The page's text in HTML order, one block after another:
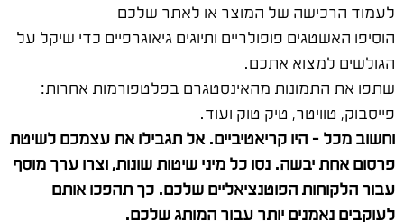
לעמוד הרכישה של המוצר או לאתר שלכם
הוסיפו האשטגים פופולריים ותיוגים גיאוגרפיים כדי שיקל על
הגולשים למצוא אתכם.
שתפו את התמונות מהאינסטגרם בפלטפורמות אחרות:
פייסבוק, טוויטר, טיק טוק ועוד.
וחשוב מכל – היו קריאטיביים. אל תגבילו את עצמכם לשיטת
פרסום אחת יבשה. נסו כל מיני שיטות שונות, וצרו ערך מוסף
עבור הלקוחות הפוטנציאליים שלכם. כך תהפכו אותם
לעוקבים נאמנים יותר עבור המותג שלכם.